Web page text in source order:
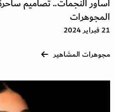
أساور النجمات.. تصاميم
المجوهرات
21 فبراير 2024
مجوهرات المشاهير